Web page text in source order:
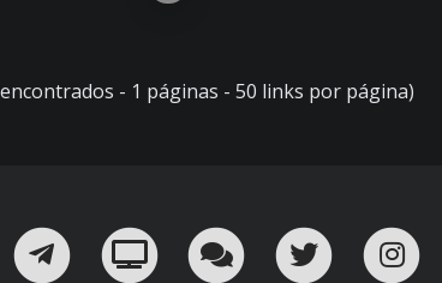
- 1 páginas - 50 links por página)
¡Mándame un email!
¡Nuestro canal en Telegram!
Oink! TV Charla conTwitter